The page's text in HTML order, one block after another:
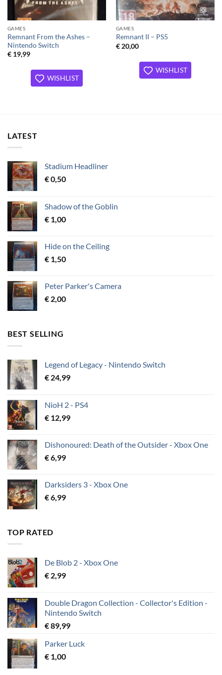
GAMES
Remnant From the Ashes –
Nintendo Switch
€19,99
WISHLIST
GAMES
Remnant II – PS5
€20,00
WISHLIST
LATEST
Stadium Headliner
€0,50
Shadow of the Goblin
€ 1,00
Hide on the Ceiling
€ 1,50
Peter Parker's Camera
€ 2,00
BEST SELLING
Legend of Legacy - Nintendo Switch
€ 24,99
NioH 2 - PS4
€ 12,99
Dishonoured: Death of the Outsider - Xbox One
€6,99
Darksiders 3 - Xbox One
€6,99
TOP RATED
De Blob 2 - Xbox One
€ 2,99
Double Dragon Collection - Collector's Edition -
Nintendo Switch
€89,99
Parker Luck
€ 1,00